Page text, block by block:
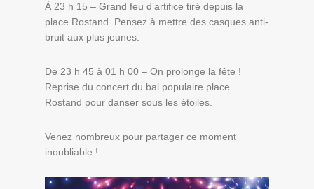
À 23 h 15 – Grand feu d’artifice tiré depuis la
place Rostand. Pensez à mettre des casques anti-
bruit aux plus jeunes.
De 23 h 45 à 01 h 00 – On prolonge la fête !
Reprise du concert du bal populaire place
Rostand pour danser sous les étoiles.
Venez nombreux pour partager ce moment
inoubliable !